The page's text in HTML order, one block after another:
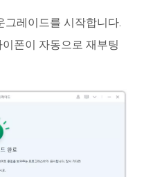
그레이드를 시작합니다.
폰이 자동으로 재부팅